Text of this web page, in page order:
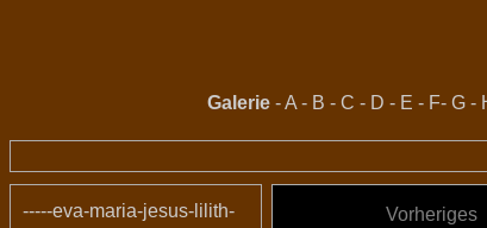
Galerie -A - B - C - D - E - F- G -
-----eva-maria-jesus-lilith-
Vorheriges